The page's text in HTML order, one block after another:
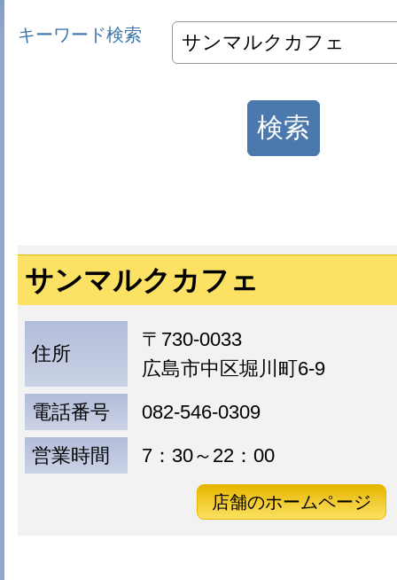
キーワード検索
サンマルクカフェ
住所
〒730-0033
広島市中区堀川町6-9
電話番号
082-546-0309
営業時間
7：30～22：00
店舗のホームページ